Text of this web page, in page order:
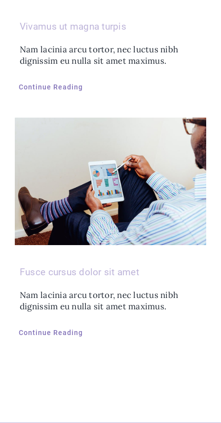
Vivamus ut magna turpis
Nam lacinia arcu tortor, nec luctus nibh
dignissim eu nulla sit amet maximus.
Continue Reading
Fusce cursus dolor sit amet
Nam lacinia arcu tortor, nec luctus nibh
dignissim eu nulla sit amet maximus.
Continue Reading